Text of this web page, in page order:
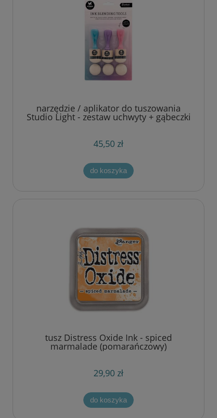
narzędzie / aplikator do tuszowania
Studio Light - zestaw uchwyty + gąbeczki
45,50 zł
do koszyka
tusz Distress Oxide Ink - spiced
marmalade (pomarańczowy)
29,90 zł
do koszyka